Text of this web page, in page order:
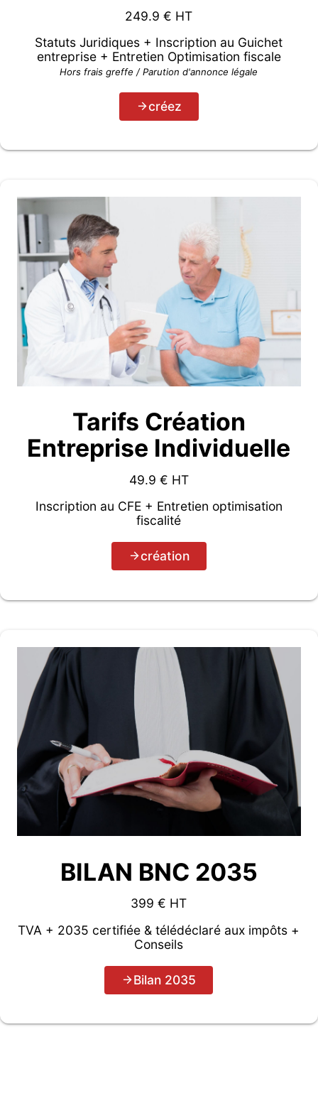
249.9 € HT
Statuts Juridiques + Inscription au Guichet
entreprise + Entretien Optimisation fiscale
Hors frais greffe / Parution d'annonce légale
créez
Tarifs Création
Entreprise Individuelle
49.9 € HT
Inscription au CFE + Entretien optimisation
fiscalité
création
BILAN BNC 2035
399 € HT
TVA + 2035 certifiée & télédéclaré aux impôts +
Conseils
Bilan 2035